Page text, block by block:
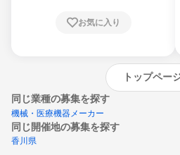
お気に入り
トップペー
同じ業種の募集を探す
機械・医療機器メーカー
同じ開催地の募集を探す
香川県